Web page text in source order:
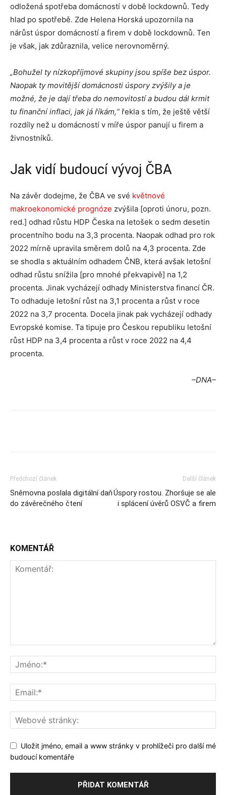
odložená spotřeba domácností v době lockdownů. Tedy
hlad po spotřebě. Zde Helena Horská upozornila na
nárůst úspor domácností a firem v době lockdownů. Ten
je však, jak zdůraznila, velice nerovnoměrný.
„Bohužel ty nízkopříjmové skupiny jsou spíše bez úspor.
Naopak ty movitější domácnosti úspory zvýšily a je
možné, že je dají třeba do nemovitostí a budou dál krmit
tu finanční inflaci, jak já říkám,“řekla s tím, že ještě větší
rozdíly než u domácností v míře úspor panují u firem a
živnostníků.
Jak vidí budoucí vývoj ČBA
Na závěr dodejme, že ČBA ve své květnové
makroekonomické prognóze zvýšila [oproti únoru, pozn.
red.] odhad růstu HDP Česka na letošek o sedm desetin
procentního bodu na 3,3 procenta. Naopak odhad pro rok
2022 mírně upravila směrem dolů na 4,3 procenta. Zde
se shodla s aktuálním odhadem ČNB, která avšak letošní
odhad růstu snížila [pro mnohé překvapivě] na 1,2
procenta. Jinak vycházejí odhady Ministerstva financí ČR.
To odhaduje letošní růst na 3,1 procenta a růst v roce
2022 na 3,7 procenta. Docela jinak pak vycházejí odhady
Evropské komise. Ta tipuje pro Českou republiku letošní
růst HDP na 3,4 procenta a růst v roce 2022 na 4,4
procenta.
–DNA–
Předchozí článek
Sněmovna poslala digitální daň
do závěrečného čtení
Další článek
Úspory rostou. Zhoršuje se ale
i splácení úvěrů OSVČ a firem
KOMENTÁŘ
Uložit jméno, email a www stránky v prohlížeči pro další mé
budoucí komentáře